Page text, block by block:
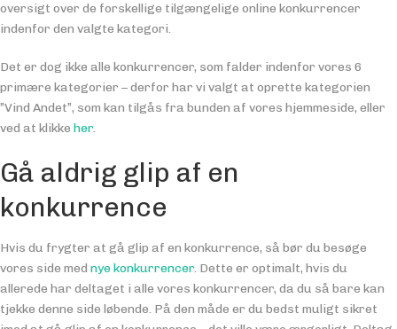
oversigt over de forskellige tilgængelige online konkurrencer
indenfor den valgte kategori.
Det er dog ikke alle konkurrencer, som falder indenfor vores 6
primære kategorier – derfor har vi valgt at oprette kategorien
”Vind Andet”, som kan tilgås fra bunden af vores hjemmeside, eller
ved at klikke her.
Gå aldrig glip af en
konkurrence
Hvis du frygter at gå glip af en konkurrence, så bør du besøge
vores side med nye konkurrencer. Dette er optimalt, hvis du
allerede har deltaget i alle vores konkurrencer, da du så bare kan
tjekke denne side løbende. På den måde er du bedst muligt sikret